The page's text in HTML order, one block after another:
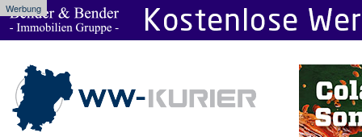
Werbung